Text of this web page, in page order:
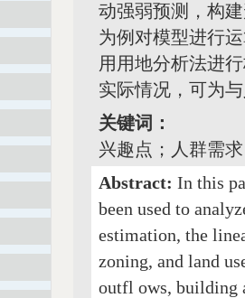
动强弱预测，构
为例对模型进行
用用地分析法进
实际情况，可为
关键词：
兴趣点；人群需
Abstract: In this
been used to
estimation, the
zoning, and land
outfl ows, building